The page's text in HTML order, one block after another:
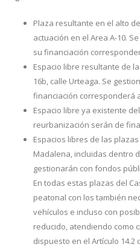
Plaza resultante en el alto
actuación en el Area A-10.
su financiación
Espacio libre resultante de
16b, calle Urteaga. Se
financiación corresponderá
Espacio libre ya existente
reurbanización serán de
Espacios libres de las
Madalena, incluidas dentro
gestionarán con fondos
En todas estas plazas del
peatonal con los también
vehículos e incluso con
reducido, atendiendo como
dispuesto en el Artículo 14.2